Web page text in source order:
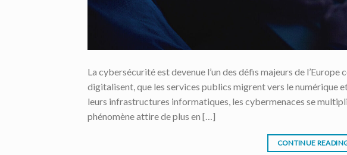
La cybersécurité est devenue l’un des défis majeurs de
digitalisent, que les services publics migrent vers le numérique
leurs infrastructures informatiques, les cybermenaces se
phénomène attire de plus en […]
CONTINUE